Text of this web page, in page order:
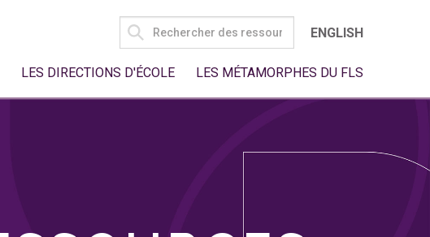
SEARCH
FOR:
ENGLISH
LES DIRECTIONS D'ÉCOLE LES MÉTAMORPHES DU FLS